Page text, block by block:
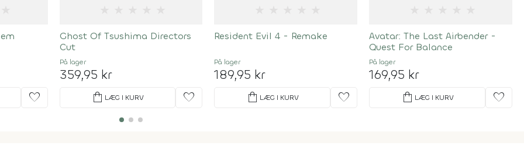
favorite
Ghost Of Tsushima Directors
Cut
På lager
359,95 kr
shopping_bag LÆG I KURV favorite
Resident Evil 4 - Remake
På lager
189,95 kr
shopping_bag LÆG I KURV favorite
Avatar: The Last Airbender -
Quest For Balance
På lager
169,95 kr
shopping_bag LÆG I KURV favorite